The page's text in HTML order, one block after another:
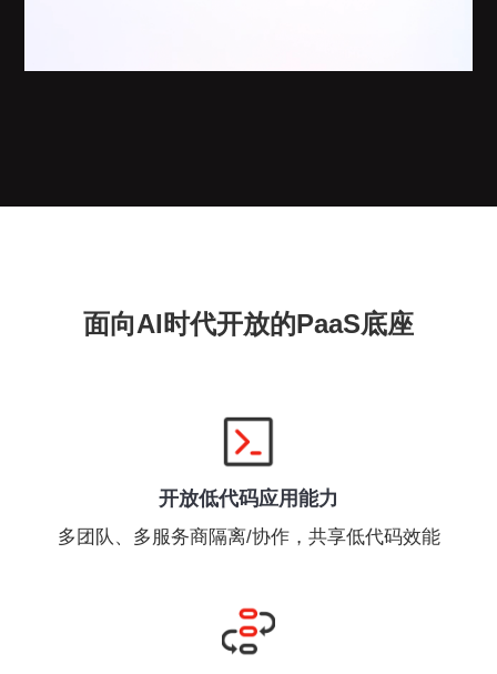
面向AI时代开放的PaaS底座
开放低代码应用能力
多团队、多服务商隔离/协作，共享低代码效能